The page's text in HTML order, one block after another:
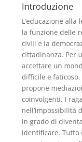
Introduzione
L’educazione
la funzione delle
civili e la
cittadinanza. Per
accettare un
difficile e faticoso.
propone
coinvolgenti. I
nell’impossibilità
in grado di
identificare. Tutto